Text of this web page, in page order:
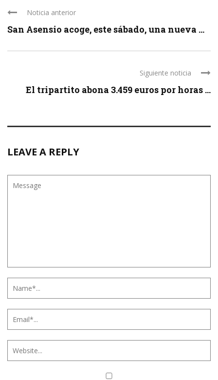
Noticia anterior
San Asensio acoge, este sábado, una nueva ...
Siguiente noticia
El tripartito abona 3.459 euros por horas ...
LEAVE A REPLY